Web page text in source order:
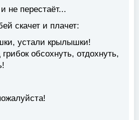
не перестаёт...
скачет и плачет:
устали крылышки!
обсохнуть, отдохнуть,